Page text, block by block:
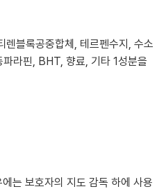
렌블록공중합체, 테르펜수지, 수소
라핀, BHT, 향료, 기타 1성분을
는 보호자의 지도 감독 하에 사용